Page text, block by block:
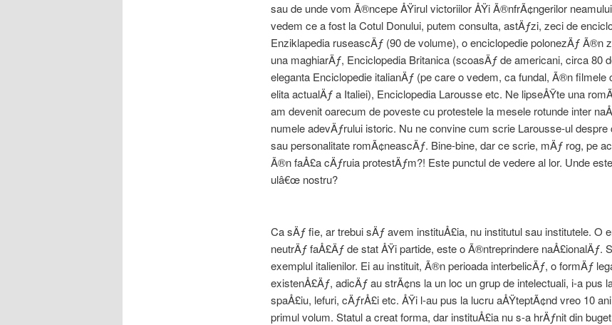
sau de unde vom Ã®ncepe ÅŸirul victoriilor ÅŸi Ã®nfrÃ¢ngerilor
vedem ce a fost la Cotul Donului, putem consulta, astÄƒzi, zeci de
Enziklapedia ruseascÄƒ (90 de volume), o enciclopedie polonezÄƒ Ã®n
una maghiarÄƒ, Enciclopedia Britanica (scoasÄƒ de americani, circa 80
eleganta Enciclopedie italianÄƒ (pe care o vedem, ca fundal, Ã®n filmele
elita actualÄƒ a Italiei), Enciclopedia Larousse etc. Ne lipseÅŸte una
am devenit oarecum de poveste cu protestele la mesele rotunde inter
numele adevÄƒrului istoric. Nu ne convine cum scrie Larousse-ul despre
sau personalitate romÃ¢neascÄƒ. Bine-bine, dar ce scrie, mÄƒ rog, pe
Ã®n faÅ£a cÄƒruia protestÄƒm?! Este punctul de vedere al lor. Unde
ulâ€œ nostru?
Ca sÄƒ fie, ar trebui sÄƒ avem instituÅ£ia, nu institutul sau institutele. O
neutrÄƒ faÅ£Äƒ de stat ÅŸi partide, este o Ã®ntreprindere naÅ£ionalÄƒ.
exemplul italienilor. Ei au instituit, Ã®n perioada interbelicÄƒ, o formÄƒ
existenÅ£Äƒ, adicÄƒ au strÃ¢ns la un loc un grup de intelectuali, i-a pus
spaÅ£iu, lefuri, cÄƒrÅ£i etc. ÅŸi l-au pus la lucru aÅŸteptÃ¢nd vreo 10
primul volum. Statul a creat forma, dar instituÅ£ia nu s-a hrÄƒnit din